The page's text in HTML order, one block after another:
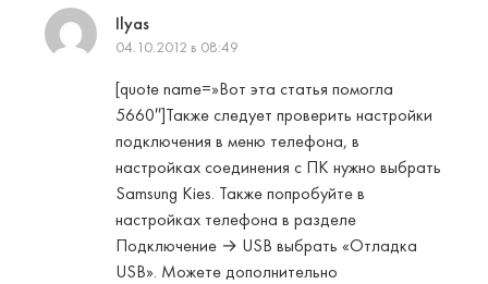
Ilyas
04.10.2012 в 08:49
[quote name=»Вот эта статья помогла
5660″]Также следует проверить настройки
подключения в меню телефона, в
настройках соединения с ПК нужно выбрать
Samsung Kies. Также попробуйте в
настройках телефона в разделе
Подключение → USB выбрать «Отладка
USB». Можете дополнительно